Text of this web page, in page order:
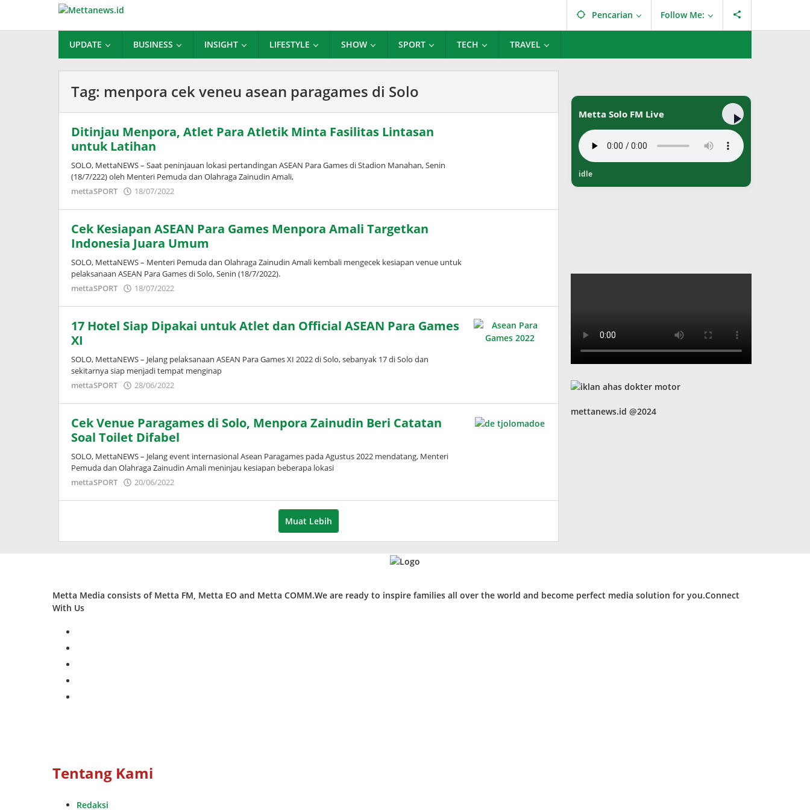
konten
Pencarian Follow Me:
UPDATE BUSINESS INSIGHT LIFESTYLE SHOW SPORT TECH TRAVEL
Tag: menpora cek veneu asean paragames di Solo
Ditinjau Menpora, Atlet Para Atletik Minta Fasilitas Lintasan
untuk Latihan
SOLO, MettaNEWS – Saat peninjauan lokasi pertandingan ASEAN Para Games di Stadion Manahan, Senin
(18/7/222) oleh Menteri Pemuda dan Olahraga Zainudin Amali,
mettaSPORT
18/07/2022
Cek Kesiapan ASEAN Para Games Menpora Amali Targetkan
Indonesia Juara Umum
SOLO, MettaNEWS – Menteri Pemuda dan Olahraga Zainudin Amali kembali mengecek kesiapan venue untuk
pelaksanaan ASEAN Para Games di Solo, Senin (18/7/2022).
mettaSPORT
18/07/2022
17 Hotel Siap Dipakai untuk Atlet dan Official ASEAN Para Games
XI
SOLO, MettaNEWS – Jelang pelaksanaan ASEAN Para Games XI 2022 di Solo, sebanyak 17 di Solo dan
sekitarnya siap menjadi tempat menginap
mettaSPORT
28/06/2022
Cek Venue Paragames di Solo, Menpora Zainudin Beri Catatan
Soal Toilet Difabel
SOLO, MettaNEWS – Jelang event internasional Asean Paragames pada Agustus 2022 mendatang, Menteri
Pemuda dan Olahraga Zainudin Amali meninjau kesiapan beberapa lokasi
mettaSPORT
20/06/2022
Muat Lebih
Metta Solo FM Live
idle
mettanews.id @2024
Metta Media consists of Metta FM, Metta EO and Metta COMM.We are ready to inspire families all over the world and become perfect media solution for you.Connect
With Us
Tentang Kami
Redaksi